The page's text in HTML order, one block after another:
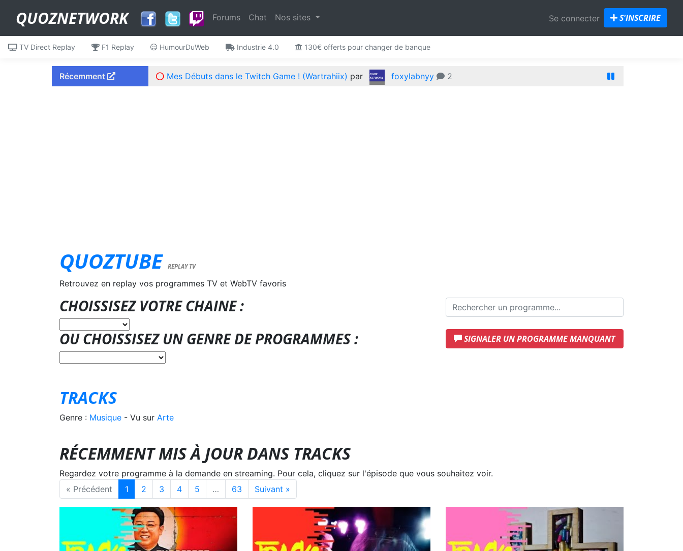
QUOZNETWORK Forums Chat Nos sites Se connecter S'INSCRIRE
TV Direct Replay F1 Replay HumourDuWeb Industrie 4.0 130€ offerts pour changer de banque
Récemment Mes Débuts dans le Twitch Game ! (Wartrahiix) par foxylabnyy 2
QUOZTUBE REPLAY TV
Retrouvez en replay vos programmes TV et WebTV favoris
CHOISSISEZ VOTRE CHAINE :
OU CHOISSISEZ UN GENRE DE PROGRAMMES :
SIGNALER UN PROGRAMME MANQUANT
TRACKS
Genre : Musique - Vu sur Arte
RÉCEMMENT MIS À JOUR DANS TRACKS
Regardez votre programme à la demande en streaming. Pour cela, cliquez sur l'épisode que vous souhaitez voir.
« Précédent
1 2 3 4 5 … 63 Suivant »